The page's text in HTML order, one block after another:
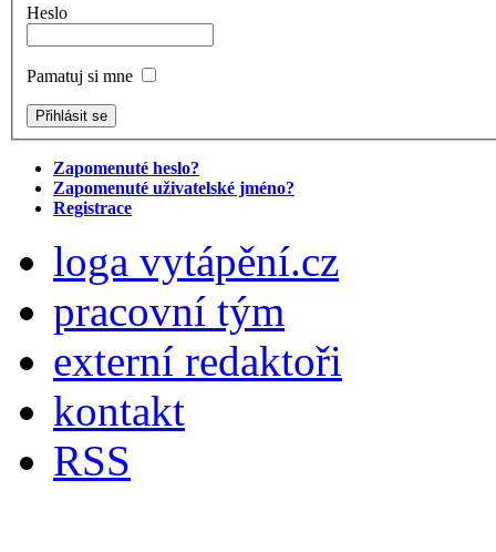
Heslo
Pamatuj si mne
Zapomenuté heslo?
Zapomenuté uživatelské jméno?
Registrace
loga vytápění.cz
pracovní tým
externí redaktoři
kontakt
RSS